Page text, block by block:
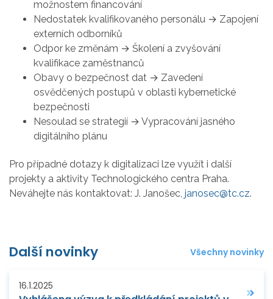
možnostem financování
Nedostatek kvalifikovaného personálu → Zapojení
externích odborníků
Odpor ke změnám → Školení a zvyšování
kvalifikace zaměstnanců
Obavy o bezpečnost dat → Zavedení
osvědčených postupů v oblasti kybernetické
bezpečnosti
Nesoulad se strategií → Vypracování jasného
digitálního plánu
Pro případné dotazy k digitalizaci lze využít i další
projekty a aktivity Technologického centra Praha.
Neváhejte nás kontaktovat: J. Janošec, janosec@tc.cz.
Další novinky Všechny novinky
16.1.2025